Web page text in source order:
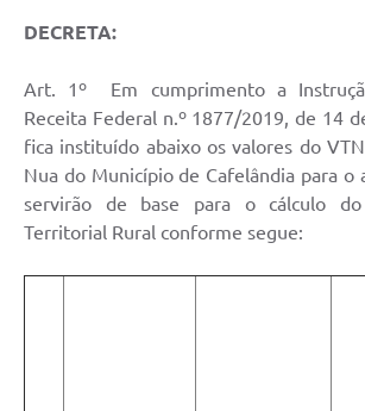
DECRETA:
Art. 1º Em cumprimento a
Receita Federal n.º 1877/2019, de 14
fica instituído abaixo os valores do
Nua do Município de Cafelândia para o
servirão de base para o cálculo
Territorial Rural conforme segue: